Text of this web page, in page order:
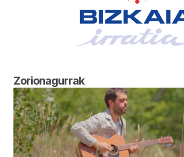
Zorionagurrak